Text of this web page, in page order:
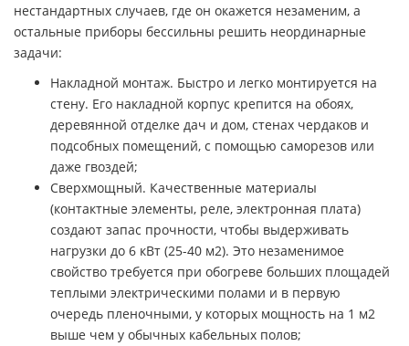
нестандартных случаев, где он окажется незаменим, а
остальные приборы бессильны решить неординарные
задачи:
Накладной монтаж. Быстро и легко монтируется на
стену. Его накладной корпус крепится на обоях,
деревянной отделке дач и дом, стенах чердаков и
подсобных помещений, с помощью саморезов или
даже гвоздей;
Сверхмощный. Качественные материалы
(контактные элементы, реле, электронная плата)
создают запас прочности, чтобы выдерживать
нагрузки до 6 кВт (25-40 м2). Это незаменимое
свойство требуется при обогреве больших площадей
теплыми электрическими полами и в первую
очередь пленочными, у которых мощность на 1 м2
выше чем у обычных кабельных полов;